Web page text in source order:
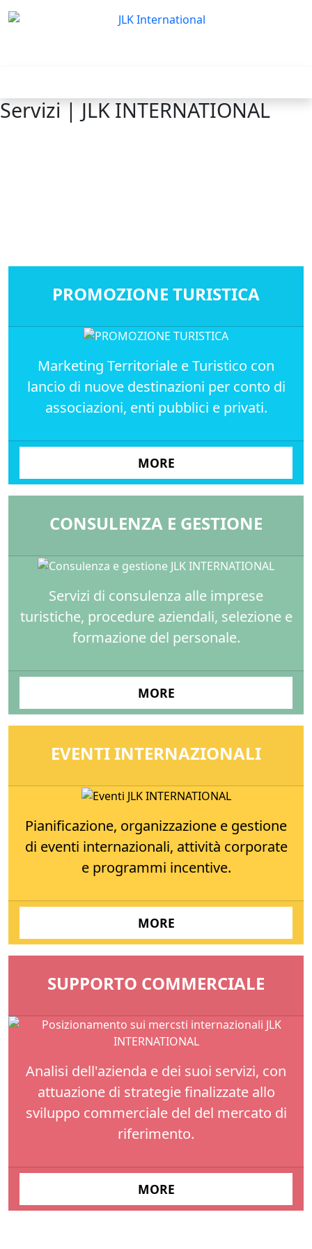
Servizi | JLK INTERNATIONAL
PROMOZIONE TURISTICA
Marketing Territoriale e Turistico con
lancio di nuove destinazioni per conto di
associazioni, enti pubblici e privati.
MORE
CONSULENZA E GESTIONE
Servizi di consulenza alle imprese
turistiche, procedure aziendali, selezione e
formazione del personale.
MORE
EVENTI INTERNAZIONALI
Pianificazione, organizzazione e gestione
di eventi internazionali, attività corporate
e programmi incentive.
MORE
SUPPORTO COMMERCIALE
Analisi dell'azienda e dei suoi servizi, con
attuazione di strategie finalizzate allo
sviluppo commerciale del del mercato di
riferimento.
MORE